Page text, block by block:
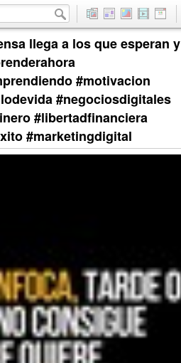
llega a los que esperan y
#motivacion
#negociosdigitales
#libertadfinanciera
#marketingdigital